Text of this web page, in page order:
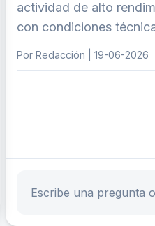
actividad de alto
con condiciones
Por Redacción | 19-06-2026
Escribe tu pregunta